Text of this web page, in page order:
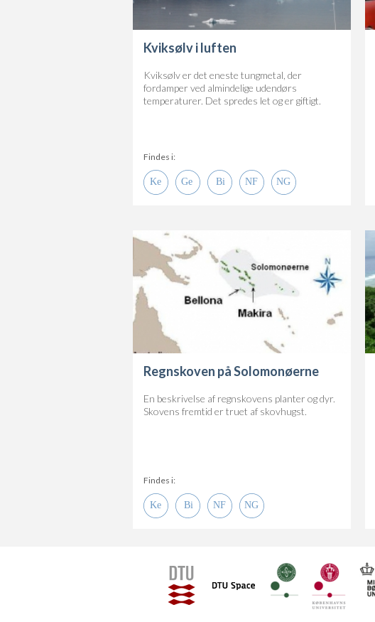
Kviksølv i luften
Kviksølv er det eneste tungmetal, der
fordamper ved almindelige udendørs
temperaturer. Det spredes let og er giftigt.
Findes i:
Regnskoven på Solomonøerne
En beskrivelse af regnskovens planter og dyr.
Skovens fremtid er truet af skovhugst.
Findes i: